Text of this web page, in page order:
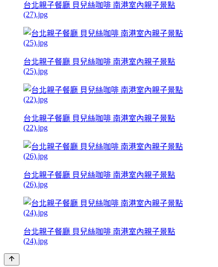
台北親子餐廳 貝兒絲咖啡 南港室內親子景點
(27).jpg
台北親子餐廳 貝兒絲咖啡 南港室內親子景點
(25).jpg
台北親子餐廳 貝兒絲咖啡 南港室內親子景點
(22).jpg
台北親子餐廳 貝兒絲咖啡 南港室內親子景點
(26).jpg
台北親子餐廳 貝兒絲咖啡 南港室內親子景點
(24).jpg